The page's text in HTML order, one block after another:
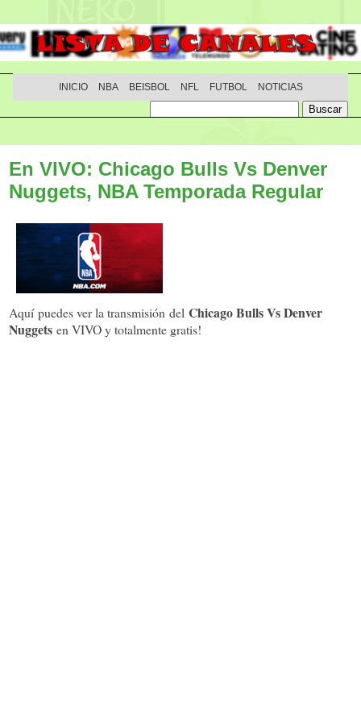
INICIO NBA BEISBOL NFL FUTBOL NOTICIAS
En VIVO: Chicago Bulls Vs Denver
Nuggets, NBA Temporada Regular
Aquí puedes ver la transmisión del Chicago Bulls Vs Denver
Nuggets en VIVO y totalmente gratis!